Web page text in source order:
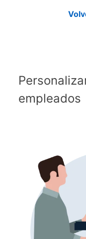
empleados